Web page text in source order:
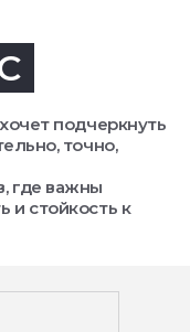
подчеркнуть
точно,
где важны
и стойкость к